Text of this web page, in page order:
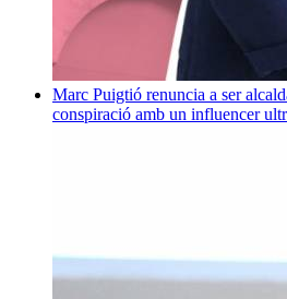
Marc Puigtió renuncia a ser
conspiració amb un influencer